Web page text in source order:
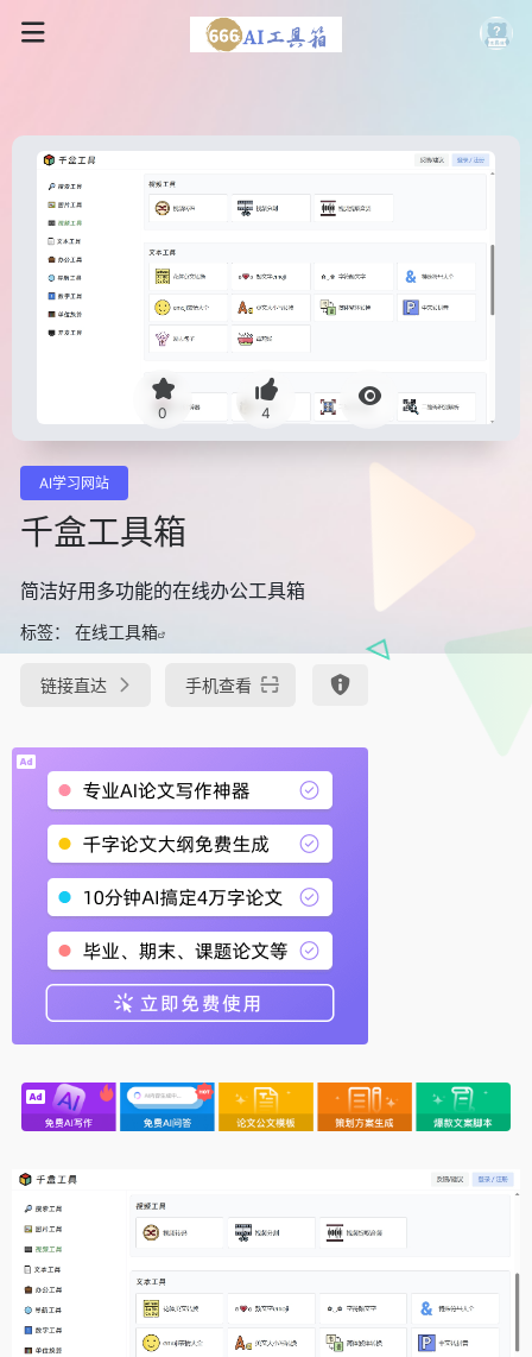
0 4
AI学习网站
千盒工具箱
简洁好用多功能的在线办公工具箱
标签： 在线工具箱
链接直达 手机查看